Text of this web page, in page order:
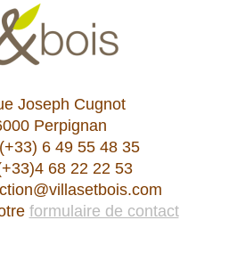
Joseph Cugnot
Perpignan
6 49 55 48 35
68 22 22 53
formulaire de contact